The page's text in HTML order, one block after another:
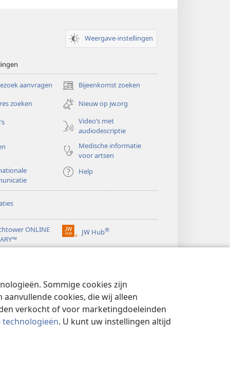
Sommige cookies zijn
cookies, die wij alleen
verkocht of voor marketingdoeleinden
. U kunt uw instellingen altijd
Weergave-instellingen
aanvragen Bijeenkomst zoeken
(opent
nieuw
venster)
zoeken
Nieuw op jw.org
Video’s met
audiodescriptie
Medische informatie
voor artsen
Help
ONLINE
JW Hub®
(opent
nieuw